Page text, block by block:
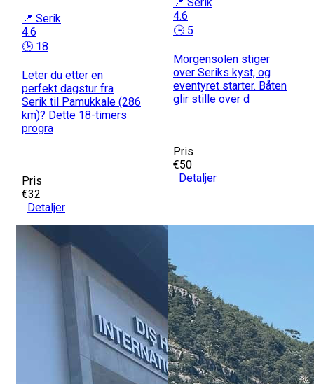
📍 Serik
4.6
🕒 18
Leter du etter en
perfekt dagstur fra
Serik til Pamukkale (286
km)? Dette 18-timers
progra
Pris
€32
Detaljer
4.6
🕒 5
Morgensolen stiger
over Seriks kyst, og
eventyret starter. Båten
glir stille over d
Pris
€50
Detaljer